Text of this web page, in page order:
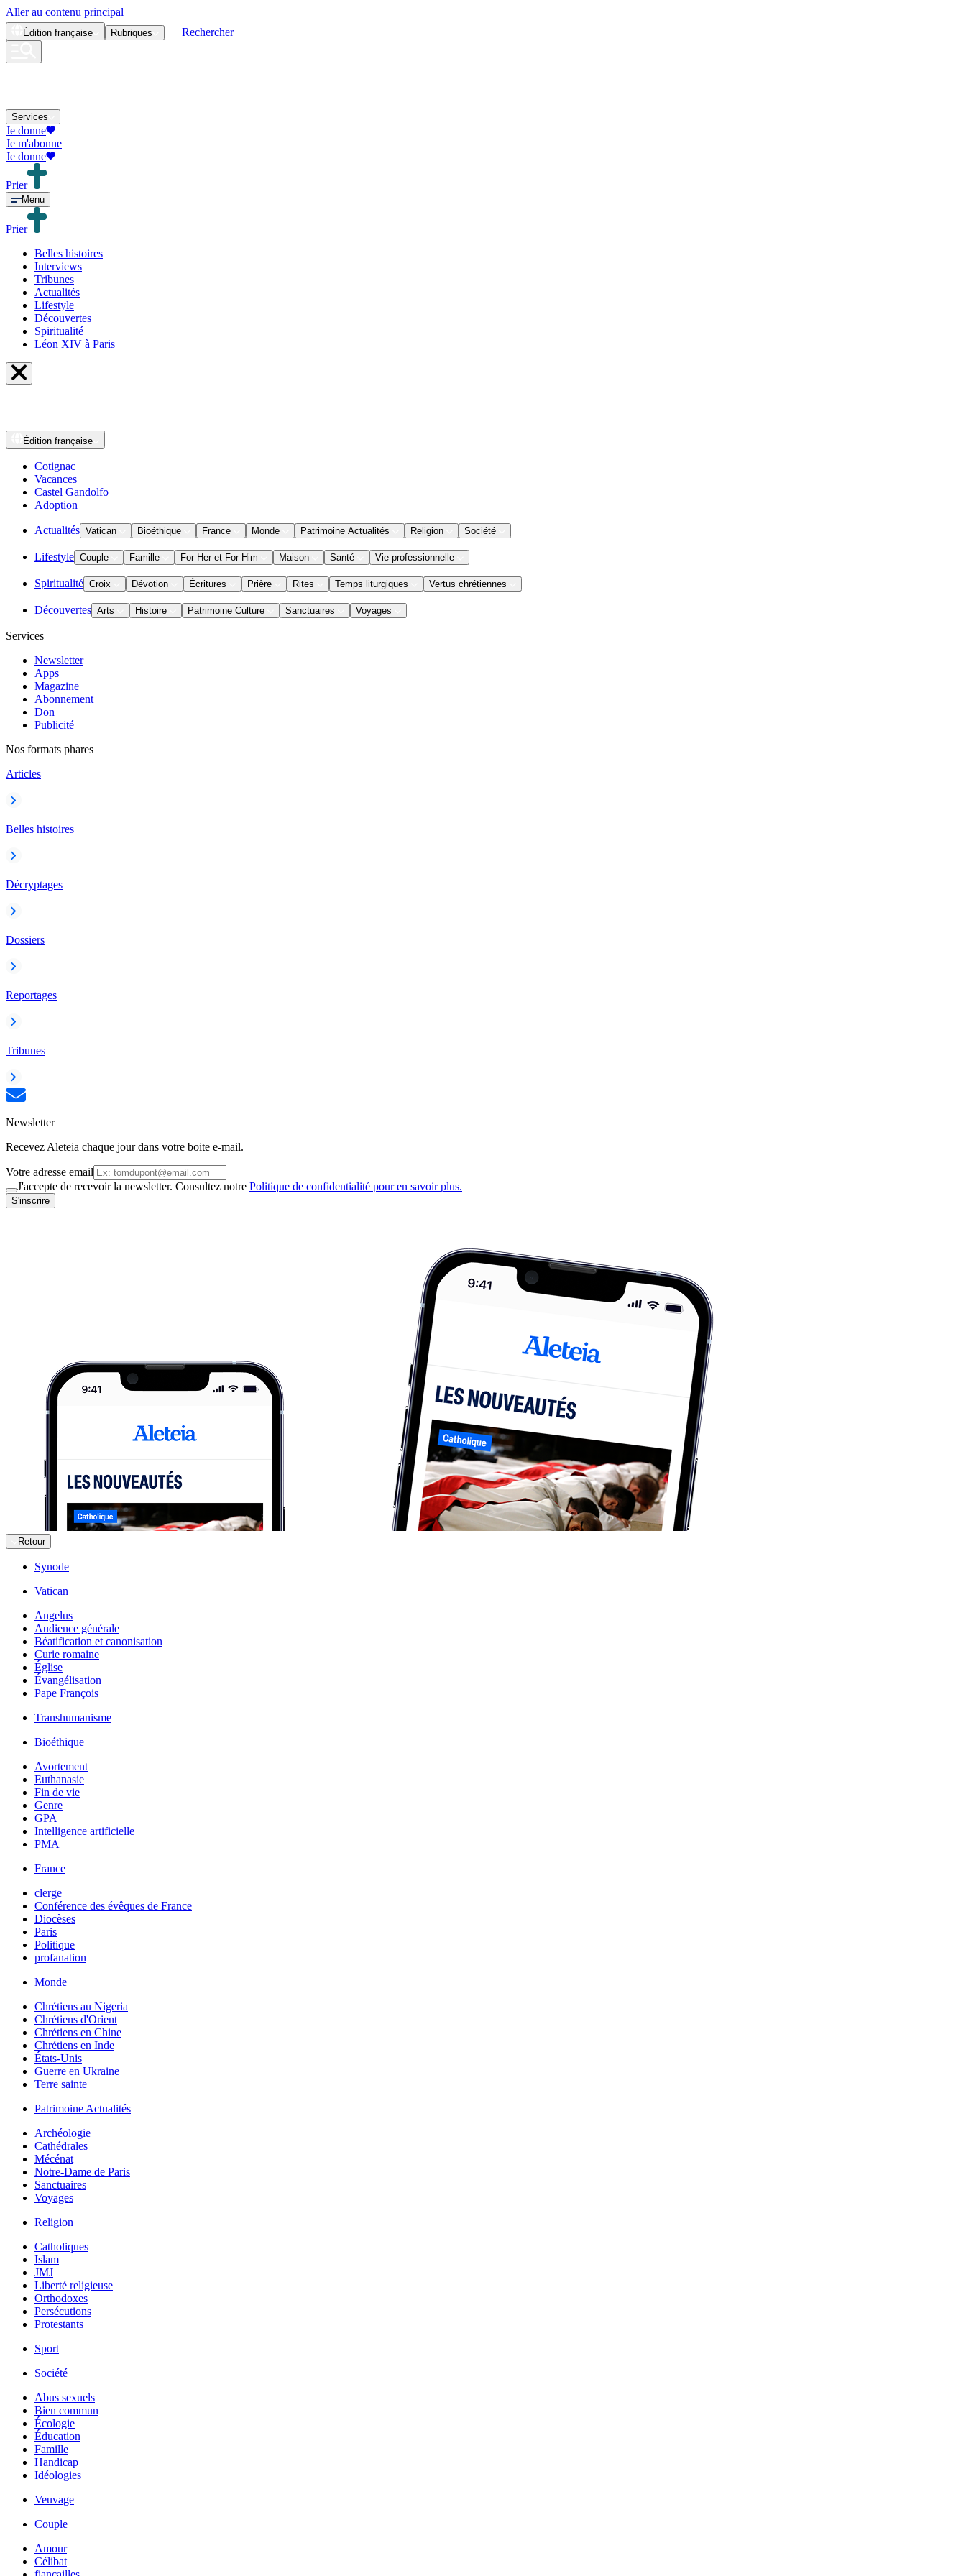
Aller au contenu principal
Édition française Rubriques Rechercher
Services
Je donne
Je m'abonne
Je donne
Prier
Menu
Prier
Belles histoires
Interviews
Tribunes
Actualités
Lifestyle
Découvertes
Spiritualité
Léon XIV à Paris
Édition française
Cotignac
Vacances
Castel Gandolfo
Adoption
Actualités Vatican Bioéthique France Monde Patrimoine Actualités Religion Société
Lifestyle Couple Famille For Her et For Him Maison Santé Vie professionnelle
Spiritualité Croix Dévotion Écritures Prière Rites Temps liturgiques Vertus chrétiennes
Découvertes Arts Histoire Patrimoine Culture Sanctuaires Voyages
Services
Newsletter
Apps
Magazine
Abonnement
Don
Publicité
Nos formats phares
Articles
Belles histoires
Décryptages
Dossiers
Reportages
Tribunes
Newsletter
Recevez Aleteia chaque jour dans votre boite e-mail.
Votre adresse email
J'accepte de recevoir la newsletter. Consultez notre Politique de confidentialité pour en savoir plus.
S'inscrire
Retour
Synode
Vatican
Angelus
Audience générale
Béatification et canonisation
Curie romaine
Église
Évangélisation
Pape François
Transhumanisme
Bioéthique
Avortement
Euthanasie
Fin de vie
Genre
GPA
Intelligence artificielle
PMA
France
clerge
Conférence des évêques de France
Diocèses
Paris
Politique
profanation
Monde
Chrétiens au Nigeria
Chrétiens d'Orient
Chrétiens en Chine
Chrétiens en Inde
États-Unis
Guerre en Ukraine
Terre sainte
Patrimoine Actualités
Archéologie
Cathédrales
Mécénat
Notre-Dame de Paris
Sanctuaires
Voyages
Religion
Catholiques
Islam
JMJ
Liberté religieuse
Orthodoxes
Persécutions
Protestants
Sport
Société
Abus sexuels
Bien commun
Écologie
Éducation
Famille
Handicap
Idéologies
Veuvage
Couple
Amour
Célibat